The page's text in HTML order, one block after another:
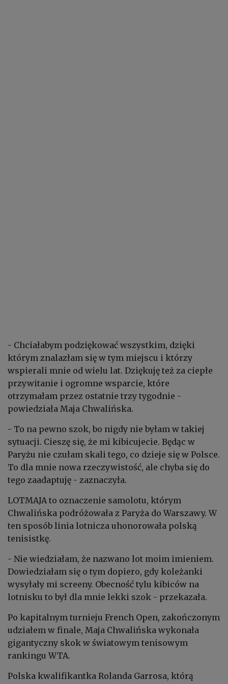
- Chciałabym podziękować wszystkim, dzięki
którym znalazłam się w tym miejscu i którzy
wspierali mnie od wielu lat. Dziękuję też za ciepłe
przywitanie i ogromne wsparcie, które
otrzymałam przez ostatnie trzy tygodnie -
powiedziała Maja Chwalińska.
- To na pewno szok, bo nigdy nie byłam w takiej
sytuacji. Cieszę się, że mi kibicujecie. Będąc w
Paryżu nie czułam skali tego, co dzieje się w Polsce.
To dla mnie nowa rzeczywistość, ale chyba się do
tego zaadaptuję - zaznaczyła.
LOTMAJA to oznaczenie samolotu, którym
Chwalińska podróżowała z Paryża do Warszawy. W
ten sposób linia lotnicza uhonorowała polską
tenisistkę.
- Nie wiedziałam, że nazwano lot moim imieniem.
Dowiedziałam się o tym dopiero, gdy koleżanki
wysyłały mi screeny. Obecność tylu kibiców na
lotnisku to był dla mnie lekki szok - przekazała.
Po kapitalnym turnieju French Open, zakończonym
udziałem w finale, Maja Chwalińska wykonała
gigantyczny skok w światowym tenisowym
rankingu WTA.
Polska kwalifikantka Rolanda Garrosa, którą